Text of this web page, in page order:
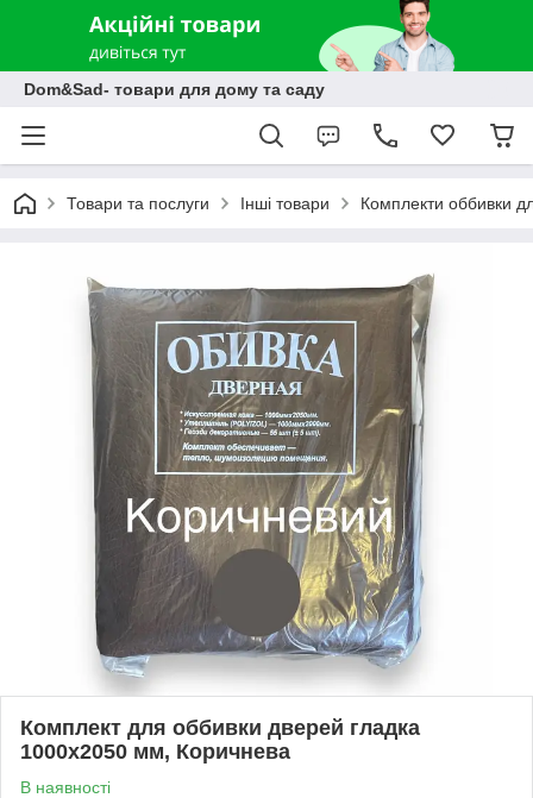
Dom&Sad- товари для дому та саду
Товари та послуги Інші товари Комплекти оббивки
Комплект для оббивки дверей гладка
1000х2050 мм, Коричнева
В наявності